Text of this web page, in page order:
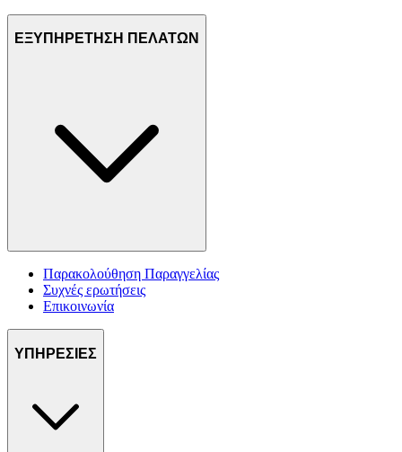
ΕΞΥΠΗΡΕΤΗΣΗ ΠΕΛΑΤΩΝ
Παρακολούθηση Παραγγελίας
Συχνές ερωτήσεις
Επικοινωνία
ΥΠΗΡΕΣΙΕΣ